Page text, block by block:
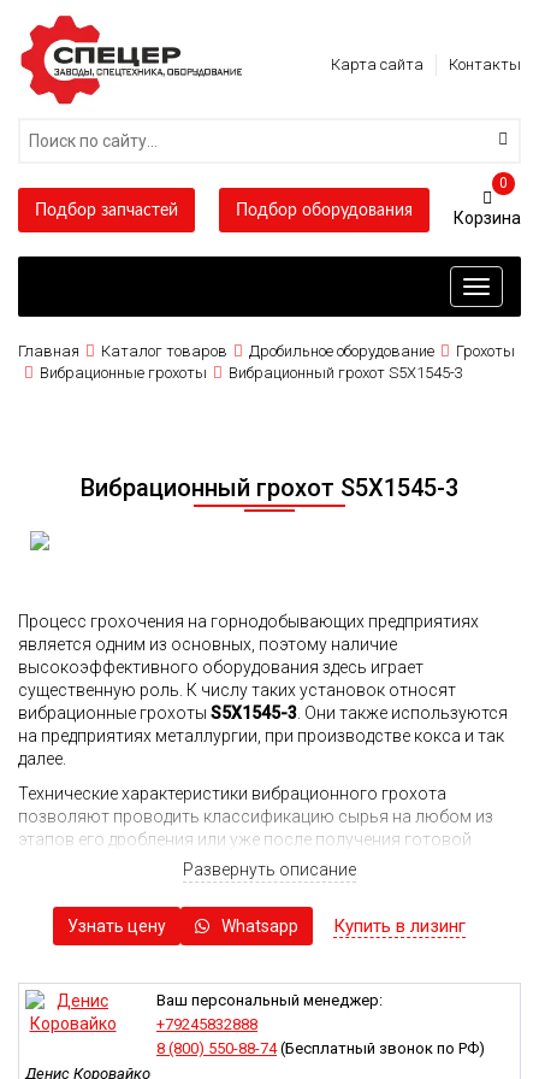
Карта сайта Контакты
Подбор запчастей Подбор оборудования
0
Toggle
Главная Каталог товаров Дробильное оборудование
Грохоты
Вибрационные грохоты
Вибрационный грохот S5X1545-3
Вибрационный грохот S5X1545-3
Процесс грохочения на горнодобывающих предприятиях
является одним из основных, поэтому наличие
высокоэффективного оборудования здесь играет
существенную роль. К числу таких установок относят
вибрационные грохоты S5X1545-3 . Они также используются
на предприятиях металлургии, при производстве кокса и так
далее.
Технические характеристики вибрационного грохота
позволяют проводить классификацию сырья на любом из
этапов его дробления или уже после получения готовой
термической обработкой обеспечивает устойчивость
оборудования к воздействию вибрации, возникающей в
период непрерывной работы грохота без увеличения рисков
его выхода из строя.
Для управления параметрами вибрации проводится
изменение балансировок вибровозбудителя путем
Развернуть описание
Узнать цену Whatsapp Купить в лизинг
Ваш персональный менеджер:
+79245832888
8 (800) 550-88-74(Бесплатный звонок по РФ)
Денис Коровайко